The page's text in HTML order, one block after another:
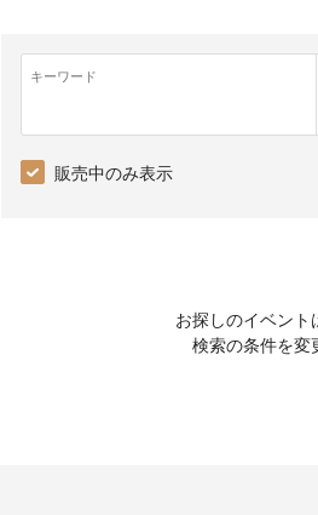
キーワード
販売中のみ表示
お探しのイベント
検索の条件を変